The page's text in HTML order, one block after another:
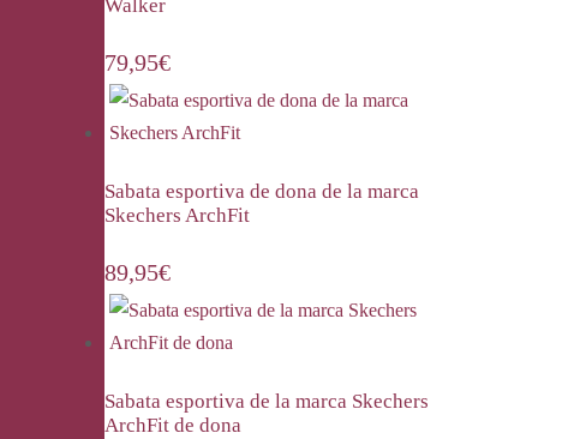
Walker
79,95€
Sabata esportiva de dona de la marca
Skechers ArchFit
89,95€
Sabata esportiva de la marca Skechers
ArchFit de dona